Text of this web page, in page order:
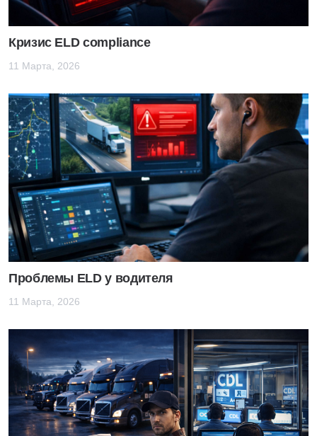
Кризис ELD compliance
11 Марта, 2026
Проблемы ELD у водителя
11 Марта, 2026